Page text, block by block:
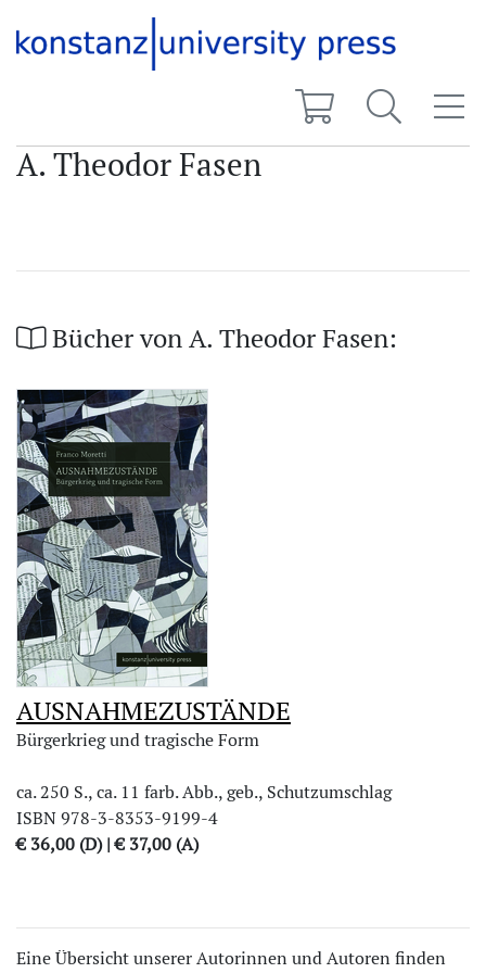
A. Theodor Fasen
Bücher von A. Theodor Fasen:
AUSNAHMEZUSTÄNDE
Bürgerkrieg und tragische Form
ca. 250 S., ca. 11 farb. Abb., geb., Schutzumschlag
ISBN 978-3-8353-9199-4
€ 36,00 (D) | € 37,00 (A)
Eine Übersicht unserer Autorinnen und Autoren finden